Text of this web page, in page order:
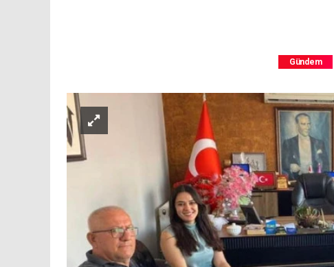
Gündem